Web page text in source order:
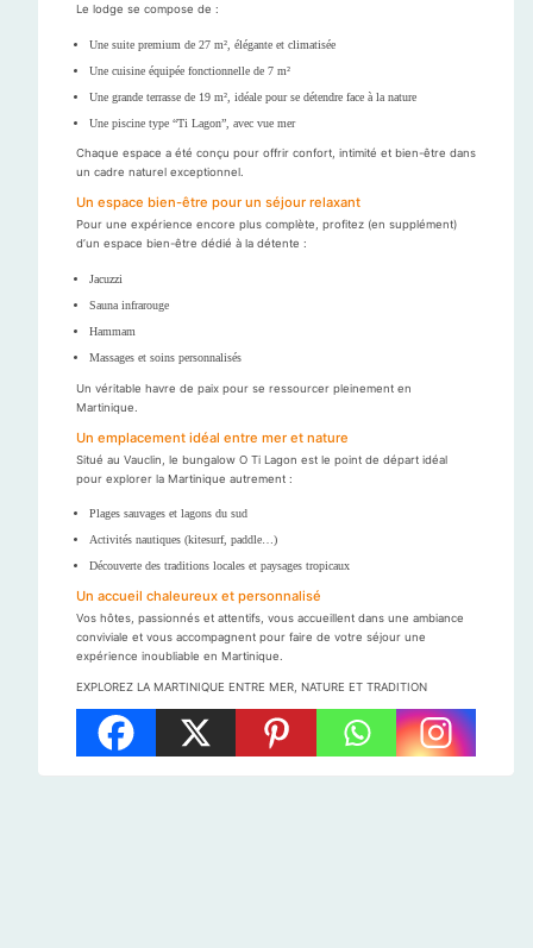
Le lodge se compose de :
Une suite premium de 27 m², élégante et climatisée
Une cuisine équipée fonctionnelle de 7 m²
Une grande terrasse de 19 m², idéale pour se détendre face à la nature
Une piscine type “Ti Lagon”, avec vue mer
Chaque espace a été conçu pour offrir confort, intimité et bien-être dans
un cadre naturel exceptionnel.
Un espace bien-être pour un séjour relaxant
Pour une expérience encore plus complète, profitez (en supplément)
d’un espace bien-être dédié à la détente :
Jacuzzi
Sauna infrarouge
Hammam
Massages et soins personnalisés
Un véritable havre de paix pour se ressourcer pleinement en
Martinique.
Un emplacement idéal entre mer et nature
Situé au Vauclin, le bungalow O Ti Lagon est le point de départ idéal
pour explorer la Martinique autrement :
Plages sauvages et lagons du sud
Activités nautiques (kitesurf, paddle…)
Découverte des traditions locales et paysages tropicaux
Un accueil chaleureux et personnalisé
Vos hôtes, passionnés et attentifs, vous accueillent dans une ambiance
conviviale et vous accompagnent pour faire de votre séjour une
expérience inoubliable en Martinique.
EXPLOREZ LA MARTINIQUE ENTRE MER, NATURE ET TRADITION